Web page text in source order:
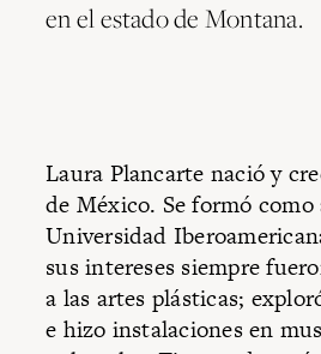
en el estado de Montana.
Laura Plancarte nació y
de México. Se formó
Universidad
sus intereses siempre
a las artes plásticas;
e hizo instalaciones en